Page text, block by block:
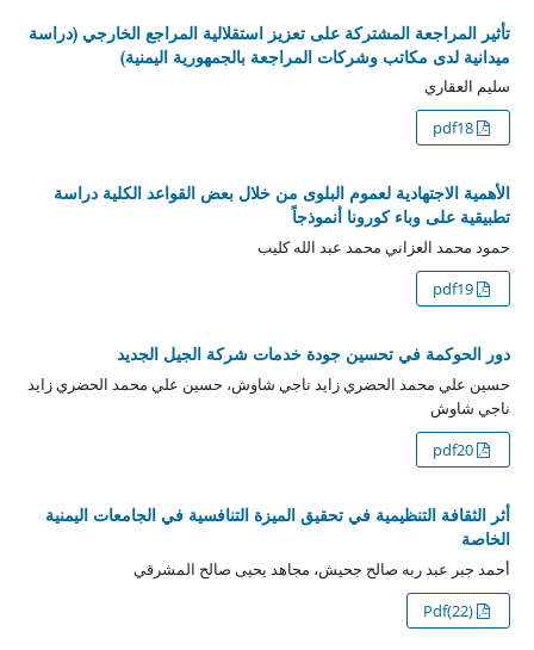
تأثير المراجعة المشتركة على تعزيز استقلالية المراجع الخارجي (دراسة
ميدانية لدى مكاتب وشركات المراجعة بالجمهورية اليمنية)
سليم العقاري
pdf18
الأهمية الاجتهادية لعموم البلوى من خلال بعض القواعد الكلية دراسة
تطبيقية على وباء كورونا أنموذجاً
حمود محمد العزاني محمد عبد الله كليب
pdf19
دور الحوكمة في تحسين جودة خدمات شركة الجيل الجديد
حسين علي محمد الحضري زايد ناجي شاوش، حسين علي محمد الحضري زايد
ناجي شاوش
pdf20
أثر الثقافة التنظيمية في تحقيق الميزة التنافسية في الجامعات اليمنية
الخاصة
أحمد جبر عبد ربه صالح جحيش، مجاهد يحيى صالح المشرقي
Pdf(22)